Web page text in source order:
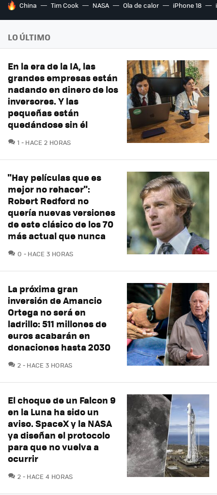
HOY SE HABLA DE
China Tim Cook NASA Ola de calor iPhone 18
LO ÚLTIMO
En la era de la IA, las
grandes empresas están
nadando en dinero de los
inversores. Y las
pequeñas están
quedándose sin él
1 COMENTARIOS
HACE 2 HORAS
"Hay películas que es
mejor no rehacer":
Robert Redford no
quería nuevas versiones
de este clásico de los 70
más actual que nunca
0 COMENTARIOS
HACE 3 HORAS
La próxima gran
inversión de Amancio
Ortega no será en
ladrillo: 511 millones de
euros acabarán en
donaciones hasta 2030
2 COMENTARIOS
HACE 3 HORAS
El choque de un Falcon 9
en la Luna ha sido un
aviso. SpaceX y la NASA
ya diseñan el protocolo
para que no vuelva a
ocurrir
2 COMENTARIOS
HACE 4 HORAS